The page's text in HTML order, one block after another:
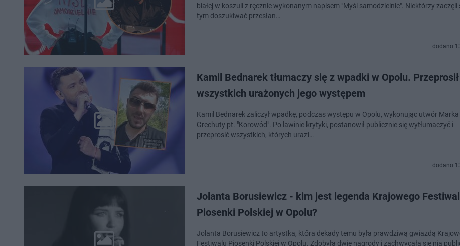
białej w koszuli z ręcznie wykonanym napisem "Myśl samodzielnie". Niektórzy zaczęli
tym doszukiwać przesłan…
dodano
Kamil Bednarek tłumaczy się z wpadki w Opolu. Przeprosił
wszystkich urażonych jego występem
Kamil Bednarek zaliczył wpadkę, podczas występu w Opolu, wykonując utwór Marka
Grechuty pt. "Korowód". Po lawinie krytyki, postanowił publicznie się wytłumaczyć i
przeprosić wszystkich, których urazi…
dodano
Jolanta Borusiewicz - kim jest legenda Krajowego
Piosenki Polskiej w Opolu?
Jolanta Borusiewicz to artystka, która dekady temu była prawdziwą gwiazdą
Festiwalu Piosenki Polskiej w Opolu. Zdobyła dwie nagrody i zachwycała się nią